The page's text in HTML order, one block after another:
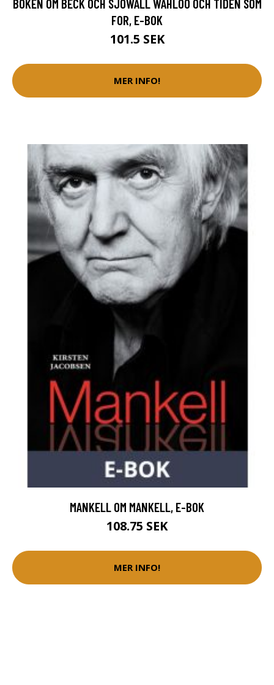
BOKEN OM BECK OCH SJÖWALL WAHLÖÖ OCH TIDEN SOM
FOR, E-BOK
101.5 SEK
MER INFO!
MANKELL OM MANKELL, E-BOK
108.75 SEK
MER INFO!